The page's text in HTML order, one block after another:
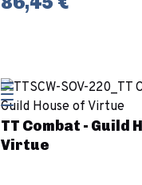
TT Combat - Guild
Virtue